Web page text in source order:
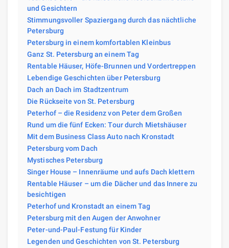
und Gesichtern
Stimmungsvoller Spaziergang durch das nächtliche
Petersburg
Petersburg in einem komfortablen Kleinbus
Ganz St. Petersburg an einem Tag
Rentable Häuser, Höfe-Brunnen und Vordertreppen
Lebendige Geschichten über Petersburg
Dach an Dach im Stadtzentrum
Die Rückseite von St. Petersburg
Peterhof – die Residenz von Peter dem Großen
Rund um die fünf Ecken: Tour durch Mietshäuser
Mit dem Business Class Auto nach Kronstadt
Petersburg vom Dach
Mystisches Petersburg
Singer House – Innenräume und aufs Dach klettern
Rentable Häuser – um die Dächer und das Innere zu
besichtigen
Peterhof und Kronstadt an einem Tag
Petersburg mit den Augen der Anwohner
Peter-und-Paul-Festung für Kinder
Legenden und Geschichten von St. Petersburg